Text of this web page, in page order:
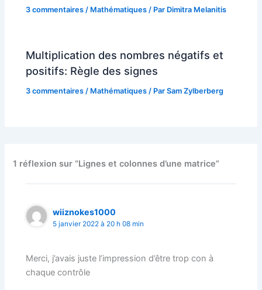
3 commentaires / Mathématiques / Par Dimitra Melanitis
Multiplication des nombres négatifs et
positifs: Règle des signes
3 commentaires / Mathématiques / ParSam Zylberberg
1 réflexion sur “Lignes et colonnes d’une matrice”
wiiznokes1000
5 janvier 2022 à 20 h 08 min
Merci, j’avais juste l’impression d’être trop con à
chaque contrôle